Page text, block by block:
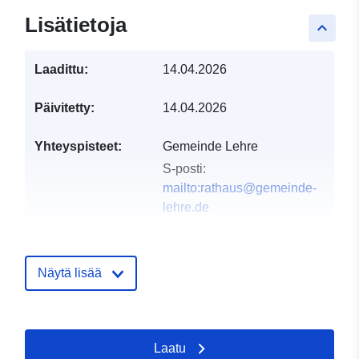
keyboard_arrow_up
Lisätietoja
Laadittu: 14.04.2026
Päivitetty: 14.04.2026
Yhteyspisteet:
Gemeinde Lehre
S-posti:
mailto:rathaus@gemeinde-
lehre.de
Lisätty dataan.europa.eu:
Näytä lisää
Laatu